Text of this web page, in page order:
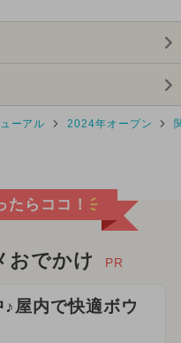
ーアル 2024年オープン
たらココ！
おでかけ PR
屋内で快適ボウ